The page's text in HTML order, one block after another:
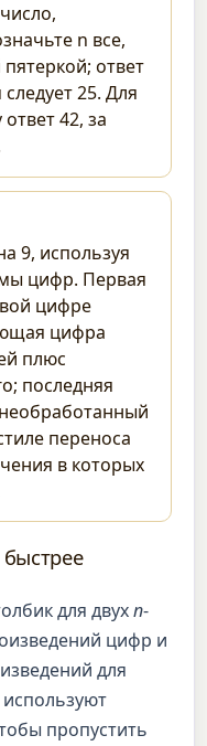
n все,
ответ
25. Для
42, за
9, используя
цифр. Первая
цифре
цифра
плюс
последняя
переноса
в которых
для двухn-
цифр и
для
пропустить